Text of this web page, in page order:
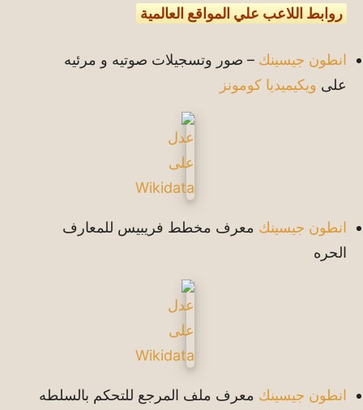
روابط اللاعب علي المواقع العالمية
انطون جيسينك – صور وتسجيلات صوتيه و مرئيه
على ويكيميديا كومونز
انطون جيسينك معرف مخطط فريبيس للمعارف
الحره
انطون جيسينك معرف ملف المرجع للتحكم بالسلطه